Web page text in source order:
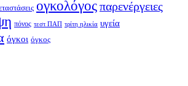
ογκολόγοςπαρενέργειες
πόνος τεστ ΠΑΠ τρίτη ηλικία υγεία
όγκοι όγκος